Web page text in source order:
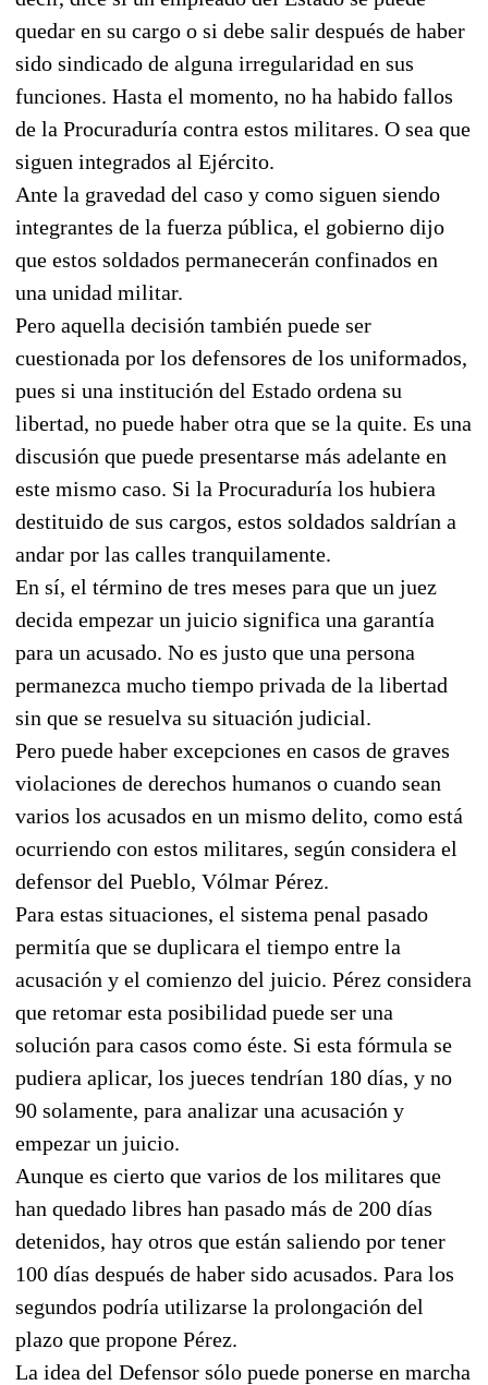
quedar en su cargo o si debe salir después de haber
sido sindicado de alguna irregularidad en sus
funciones. Hasta el momento, no ha habido fallos
de la Procuraduría contra estos militares. O sea que
siguen integrados al Ejército.
Ante la gravedad del caso y como siguen siendo
integrantes de la fuerza pública, el gobierno dijo
que estos soldados permanecerán confinados en
una unidad militar.
Pero aquella decisión también puede ser
cuestionada por los defensores de los uniformados,
pues si una institución del Estado ordena su
libertad, no puede haber otra que se la quite. Es una
discusión que puede presentarse más adelante en
este mismo caso. Si la Procuraduría los hubiera
destituido de sus cargos, estos soldados saldrían a
andar por las calles tranquilamente.
En sí, el término de tres meses para que un juez
decida empezar un juicio significa una garantía
para un acusado. No es justo que una persona
permanezca mucho tiempo privada de la libertad
sin que se resuelva su situación judicial.
Pero puede haber excepciones en casos de graves
violaciones de derechos humanos o cuando sean
varios los acusados en un mismo delito, como está
ocurriendo con estos militares, según considera el
defensor del Pueblo, Vólmar Pérez.
Para estas situaciones, el sistema penal pasado
permitía que se duplicara el tiempo entre la
acusación y el comienzo del juicio. Pérez considera
que retomar esta posibilidad puede ser una
solución para casos como éste. Si esta fórmula se
pudiera aplicar, los jueces tendrían 180 días, y no
90 solamente, para analizar una acusación y
empezar un juicio.
Aunque es cierto que varios de los militares que
han quedado libres han pasado más de 200 días
detenidos, hay otros que están saliendo por tener
100 días después de haber sido acusados. Para los
segundos podría utilizarse la prolongación del
plazo que propone Pérez.
La idea del Defensor sólo puede ponerse en marcha